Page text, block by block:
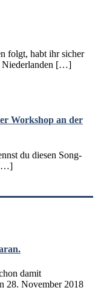
folgt, habt ihr sicher
Niederlanden […]
Workshop an der
du diesen Song-
[…]
damit
28. November 2018